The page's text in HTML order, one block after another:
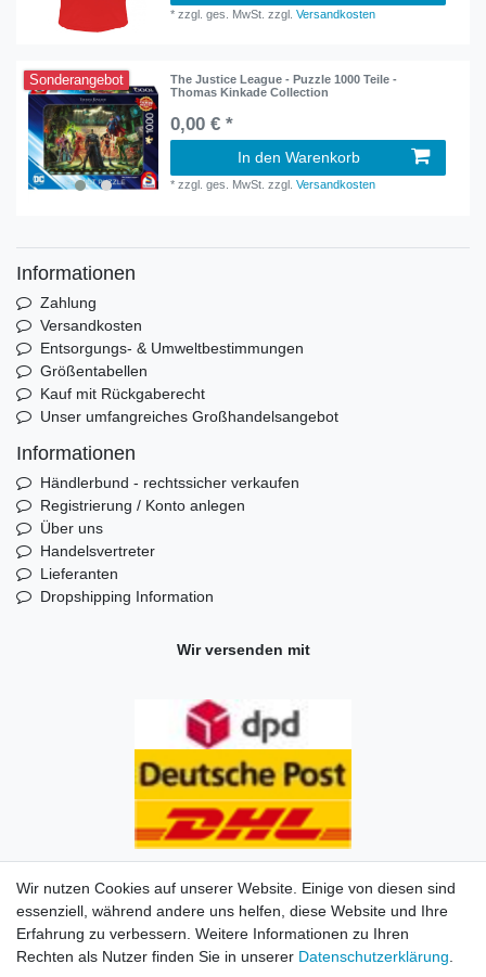
*zzgl. ges. MwSt. zzgl.Versandkosten
Sonderangebot
The Justice League - Puzzle 1000 Teile -
Thomas Kinkade Collection
0,00 € *
In den Warenkorb
*zzgl. ges. MwSt. zzgl.Versandkosten
Informationen
Zahlung
Versandkosten
Entsorgungs- & Umweltbestimmungen
Größentabellen
Kauf mit Rückgaberecht
Unser umfangreiches Großhandelsangebot
Informationen
Händlerbund - rechtssicher verkaufen
Registrierung / Konto anlegen
Über uns
Handelsvertreter
Lieferanten
Dropshipping Information
Wir versenden mit
Impressum Daten­schutz­erklärung AGB Kontakt
Wir nutzen Cookies auf unserer Website. Einige von diesen sind
essenziell, während andere uns helfen, diese Website und Ihre
Erfahrung zu verbessern. Weitere Informationen zu Ihren
Rechten als Nutzer finden Sie in unserer Daten­schutz­erklärung